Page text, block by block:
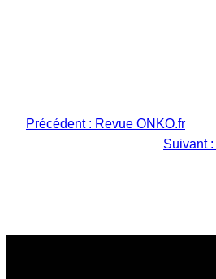
Précédent : Revue ONKO.fr
Suivant :